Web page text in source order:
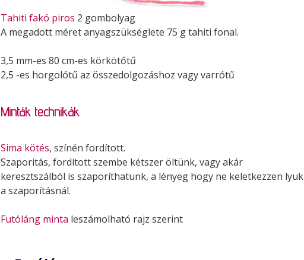
Tahiti fakó piros 2 gombolyag
A megadott méret anyagszükséglete 75 g tahiti fonal.
3,5 mm-es 80 cm-es körkötőtű
2,5 -es horgolótű az összedolgozáshoz vagy varrótű
Minták technikák
Sima kötés, színén fordított.
Szaporitás, fordított szembe kétszer öltünk, vagy akár
keresztszálból is szaporíthatunk, a lényeg hogy ne keletkezzen lyuk
a szaporításnál.
Futóláng minta leszámolható rajz szerint